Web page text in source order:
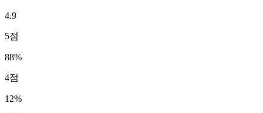
4.9
5점
88%
4점
12%